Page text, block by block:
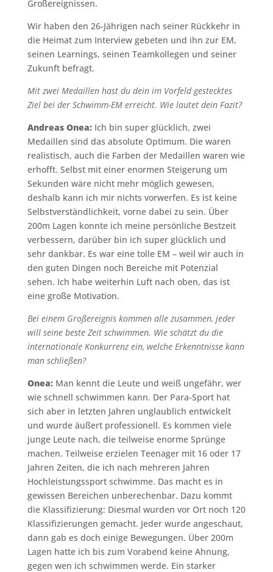
Großereignissen.
Wir haben den 26-Jährigen nach seiner Rückkehr in
die Heimat zum Interview gebeten und ihn zur EM,
seinen Learnings, seinen Teamkollegen und seiner
Zukunft befragt.
Mit zwei Medaillen hast du dein im Vorfeld gestecktes
Ziel bei der Schwimm-EM erreicht. Wie lautet dein Fazit?
Andreas Onea: Ich bin super glücklich, zwei
Medaillen sind das absolute Optimum. Die waren
realistisch, auch die Farben der Medaillen waren wie
erhofft. Selbst mit einer enormen Steigerung um
Sekunden wäre nicht mehr möglich gewesen,
deshalb kann ich mir nichts vorwerfen. Es ist keine
Selbstverständlichkeit, vorne dabei zu sein. Über
200m Lagen konnte ich meine persönliche Bestzeit
verbessern, darüber bin ich super glücklich und
sehr dankbar. Es war eine tolle EM – weil wir auch in
den guten Dingen noch Bereiche mit Potenzial
sehen. Ich habe weiterhin Luft nach oben, das ist
eine große Motivation.
Bei einem Großereignis kommen alle zusammen, jeder
will seine beste Zeit schwimmen. Wie schätzt du die
internationale Konkurrenz ein, welche Erkenntnisse kann
man schließen?
Onea: Man kennt die Leute und weiß ungefähr, wer
wie schnell schwimmen kann. Der Para-Sport hat
sich aber in letzten Jahren unglaublich entwickelt
und wurde äußert professionell. Es kommen viele
junge Leute nach, die teilweise enorme Sprünge
machen. Teilweise erzielen Teenager mit 16 oder 17
Jahren Zeiten, die ich nach mehreren Jahren
Hochleistungssport schwimme. Das macht es in
gewissen Bereichen unberechenbar. Dazu kommt
die Klassifizierung: Diesmal wurden vor Ort noch 120
Klassifizierungen gemacht. Jeder wurde angeschaut,
dann gab es doch einige Bewegungen. Über 200m
Lagen hatte ich bis zum Vorabend keine Ahnung,
gegen wen ich schwimmen werde. Ein starker